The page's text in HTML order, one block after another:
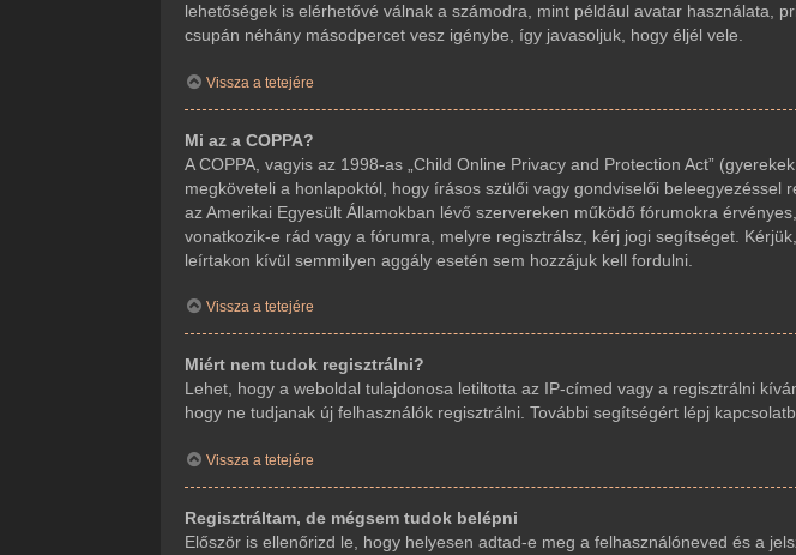
lehetőségek is elérhetővé válnak a számodra, mint például avatar használata,
csupán néhány másodpercet vesz igénybe, így javasoljuk, hogy éljél vele.
Vissza a tetejére
Mi az a COPPA?
A COPPA, vagyis az 1998-as „Child Online Privacy and Protection Act”
megköveteli a honlapoktól, hogy írásos szülői vagy gondviselői
az Amerikai Egyesült Államokban lévő szervereken működő fórumokra
vonatkozik-e rád vagy a fórumra, melyre regisztrálsz, kérj jogi segítséget.
leírtakon kívül semmilyen aggály esetén sem hozzájuk kell fordulni.
Vissza a tetejére
Miért nem tudok regisztrálni?
Lehet, hogy a weboldal tulajdonosa letiltotta az IP-címed vagy a regisztrálni
hogy ne tudjanak új felhasználók regisztrálni. További segítségért lépj
Vissza a tetejére
Regisztráltam, de mégsem tudok belépni
Először is ellenőrizd le, hogy helyesen adtad-e meg a felhasználóneved és a